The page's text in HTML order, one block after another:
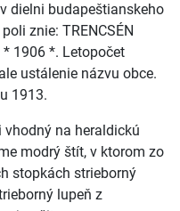
dielni budapeštianskeho
znie: TRENCSÉN
* 1906 *. Letopočet
ustálenie názvu obce.
1913.
na heraldickú
modrý štít, v ktorom zo
stopkách strieborný
lupeň z